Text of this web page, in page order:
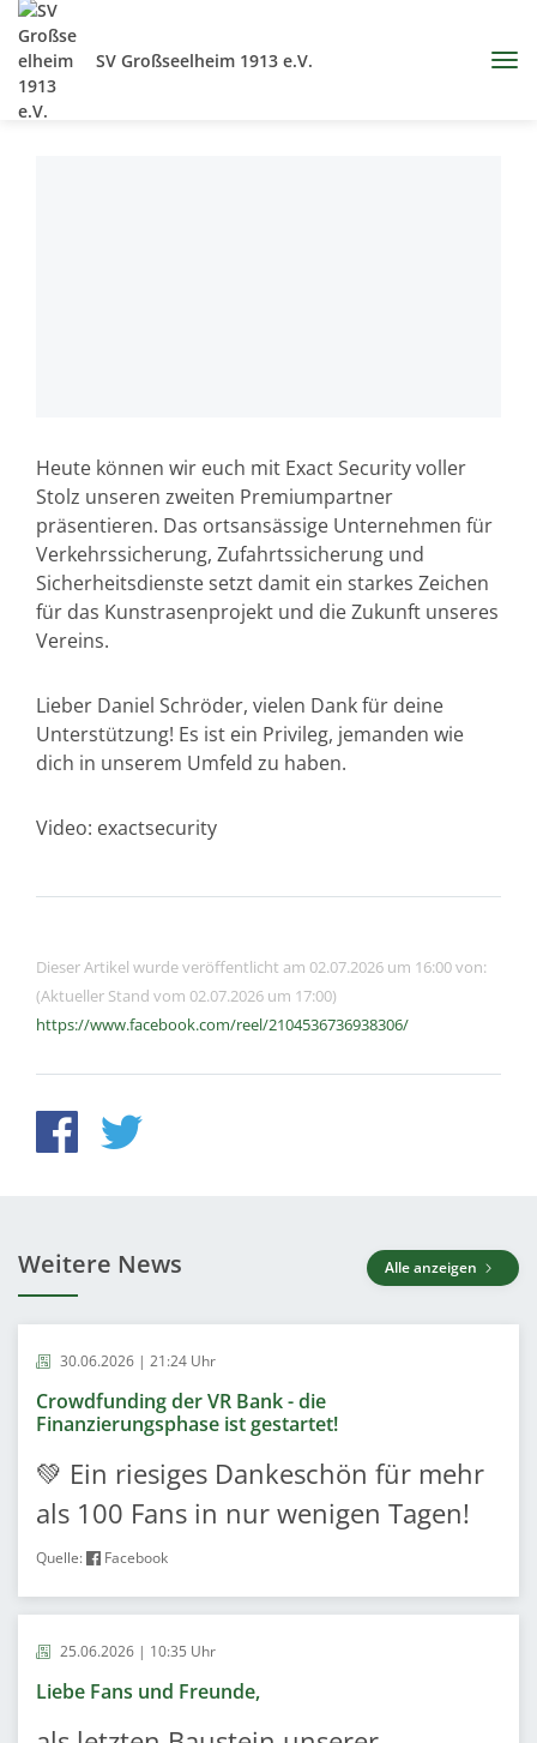
SV Großseelheim 1913 e.V.
Heute können wir euch mit Exact Security voller
Stolz unseren zweiten Premiumpartner
präsentieren. Das ortsansässige Unternehmen für
Verkehrssicherung, Zufahrtssicherung und
Sicherheitsdienste setzt damit ein starkes Zeichen
für das Kunstrasenprojekt und die Zukunft unseres
Vereins.
Lieber Daniel Schröder, vielen Dank für deine
Unterstützung! Es ist ein Privileg, jemanden wie
dich in unserem Umfeld zu haben.
Video: exactsecurity
Dieser Artikel wurde veröffentlicht am 02.07.2026 um 16:00 von:
(Aktueller Stand vom 02.07.2026 um 17:00)
https://www.facebook.com/reel/2104536736938306/
Weitere News Alle anzeigen
30.06.2026 | 21:24 Uhr
Crowdfunding der VR Bank - die
Finanzierungsphase ist gestartet!
💚 Ein riesiges Dankeschön für mehr
als 100 Fans in nur wenigen Tagen!
Quelle: Facebook
25.06.2026 | 10:35 Uhr
Liebe Fans und Freunde,